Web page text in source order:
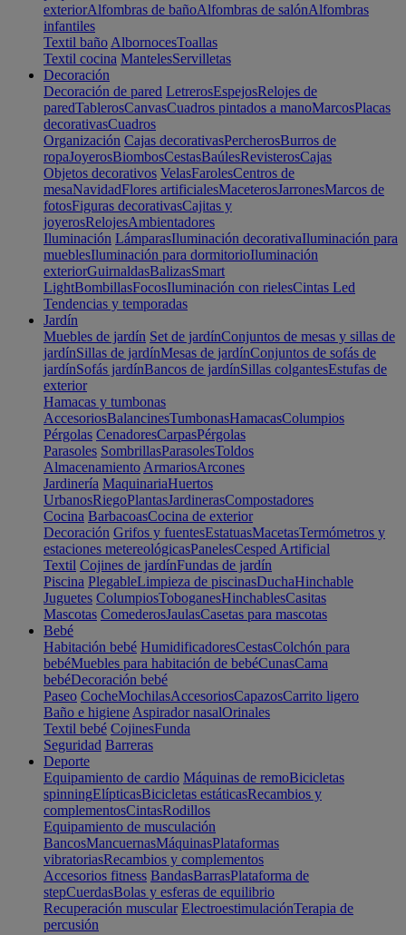
exteriorAlfombras de bañoAlfombras de salónAlfombras
infantiles
Textil baño AlbornocesToallas
Textil cocina MantelesServilletas
Decoración
Decoración de pared LetrerosEspejosRelojes de
paredTablerosCanvasCuadros pintados a manoMarcosPlacas
decorativasCuadros
Organización Cajas decorativasPercherosBurros de
ropaJoyerosBiombosCestasBaúlesRevisterosCajas
Objetos decorativos VelasFarolesCentros de
mesaNavidadFlores artificialesMaceterosJarronesMarcos de
fotosFiguras decorativasCajitas y
joyerosRelojesAmbientadores
Iluminación LámparasIluminación decorativaIluminación para
mueblesIluminación para dormitorioIluminación
exteriorGuirnaldasBalizasSmart
LightBombillasFocosIluminación con rielesCintas Led
Tendencias y temporadas
Jardín
Muebles de jardín Set de jardínConjuntos de mesas y sillas de
jardínSillas de jardínMesas de jardínConjuntos de sofás de
jardínSofás jardínBancos de jardínSillas colgantesEstufas de
exterior
Hamacas y tumbonas
AccesoriosBalancinesTumbonasHamacasColumpios
Pérgolas CenadoresCarpasPérgolas
Parasoles SombrillasParasolesToldos
Almacenamiento ArmariosArcones
Jardinería MaquinariaHuertos
UrbanosRiegoPlantasJardinerasCompostadores
Cocina BarbacoasCocina de exterior
Decoración Grifos y fuentesEstatuasMacetasTermómetros y
estaciones metereológicasPanelesCesped Artificial
Textil Cojines de jardínFundas de jardín
Piscina PlegableLimpieza de piscinasDuchaHinchable
Juguetes ColumpiosToboganesHinchablesCasitas
Mascotas ComederosJaulasCasetas para mascotas
Bebé
Habitación bebé HumidificadoresCestasColchón para
bebéMuebles para habitación de bebéCunasCama
bebéDecoración bebé
Paseo CocheMochilasAccesoriosCapazosCarrito ligero
Baño e higiene Aspirador nasalOrinales
Textil bebé CojinesFunda
Seguridad Barreras
Deporte
Equipamiento de cardio Máquinas de remoBicicletas
spinningElípticasBicicletas estáticasRecambios y
complementosCintasRodillos
Equipamiento de musculación
BancosMancuernasMáquinasPlataformas
vibratoriasRecambios y complementos
Accesorios fitness BandasBarrasPlataforma de
stepCuerdasBolas y esferas de equilibrio
Recuperación muscular ElectroestimulaciónTerapia de
percusión